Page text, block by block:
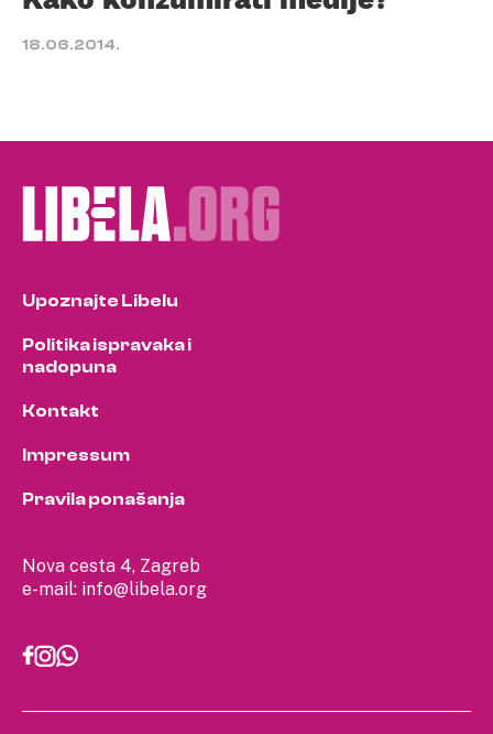
18.06.2014.
Nova cesta 4, Zagreb
e-mail: info@libela.org
Upoznajte Libelu
Politika ispravaka i
nadopuna
Kontakt
Impressum
Pravila ponašanja